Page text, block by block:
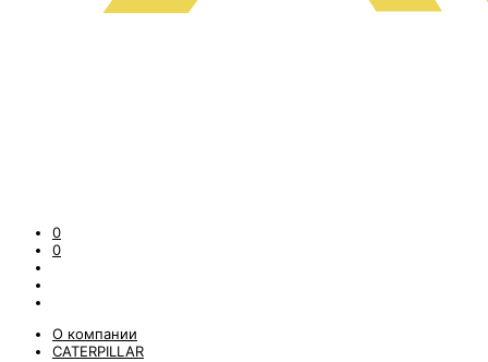
0
0
О компании
CATERPILLAR